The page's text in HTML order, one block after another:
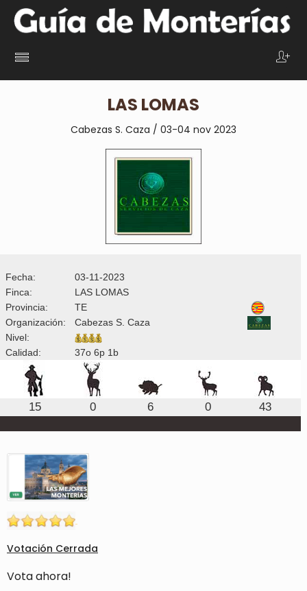
LAS LOMAS
Cabezas S. Caza / 03-04 nov 2023
Fecha:
03-11-2023
Finca:
LAS LOMAS
Provincia:
TE
Organización:
Cabezas S. Caza
Nivel:
Calidad:
37o 6p 1b
15 0 6 0 43
Votación Cerrada
Vota ahora!